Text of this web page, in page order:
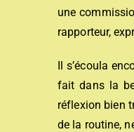
une
rapporteur,
Il s’écoula
fait dans la
réflexion bien
de la routine,